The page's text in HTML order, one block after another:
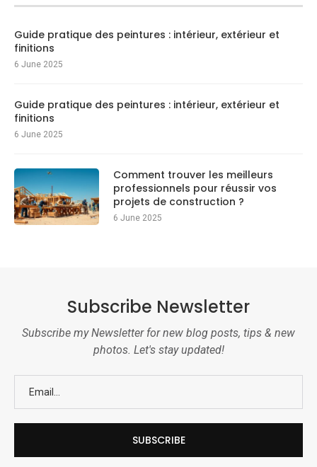
Guide pratique des peintures : intérieur, extérieur et
finitions
6 June 2025
Guide pratique des peintures : intérieur, extérieur et
finitions
6 June 2025
Comment trouver les meilleurs
professionnels pour réussir vos
projets de construction ?
6 June 2025
Subscribe Newsletter
Subscribe my Newsletter for new blog posts, tips & new
photos. Let's stay updated!